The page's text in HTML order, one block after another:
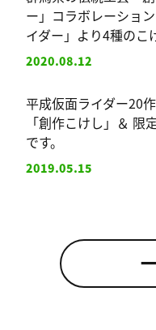
ー」コラボレーショ
イダー」より4種のこ
2020.08.12
平成仮面ライダー20
「創作こけし」＆ 限
です。
2019.05.15